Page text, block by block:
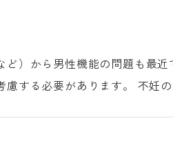
）から男性機能の問題も最
要があります。 不妊の男女別の原因について